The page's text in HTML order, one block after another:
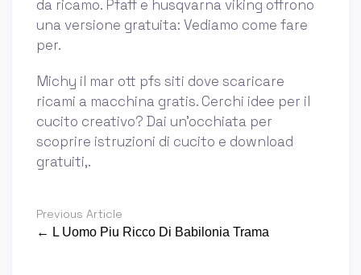
da ricamo. Pfaff e husqvarna viking offrono
una versione gratuita: Vediamo come fare
per.
Michy il mar ott pfs siti dove scaricare
ricami a macchina gratis. Cerchi idee per il
cucito creativo? Dai un'occhiata per
scoprire istruzioni di cucito e download
gratuiti,.
Previous Article
← L Uomo Piu Ricco Di Babilonia Trama